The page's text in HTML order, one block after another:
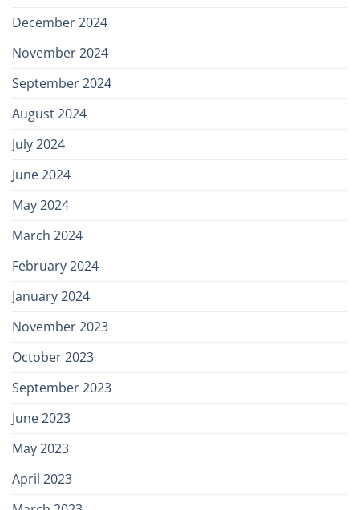
December 2024
November 2024
September 2024
August 2024
July 2024
June 2024
May 2024
March 2024
February 2024
January 2024
November 2023
October 2023
September 2023
June 2023
May 2023
April 2023